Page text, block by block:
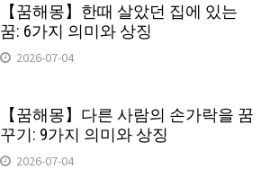
【꿈해몽】한때 살았던 집에 있는
꿈: 6가지 의미와 상징
2026-07-04
【꿈해몽】다른 사람의 손가락을 꿈
꾸기: 9가지 의미와 상징
2026-07-04